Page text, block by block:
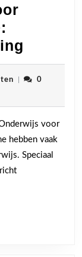
voor
met
0
voor
hebben vaak
Speciaal